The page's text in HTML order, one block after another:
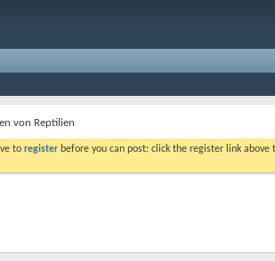
von Reptilien
to register before you can post: click the register link